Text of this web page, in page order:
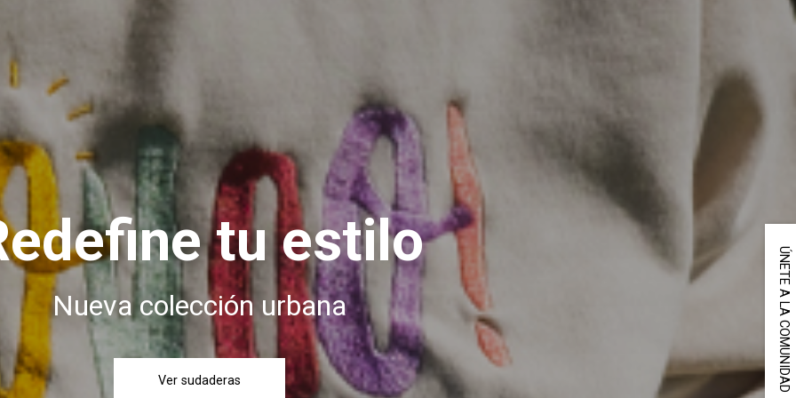
tu estilo
Nueva colección urbana
Ver sudaderas ÚNETE A LA COMUNIDAD